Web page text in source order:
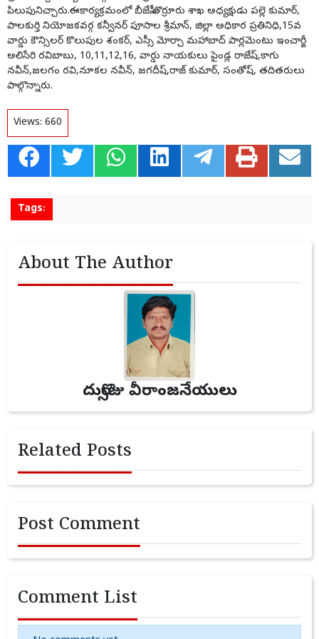
పిలుపునిచ్చారు.ఈకార్యక్రమంలో బీజేపీ తొర్రూరు శాఖ అధ్యక్షుడు పల్లె కుమార్,
పాలకుర్తి నియోజకవర్గ కన్వీనర్ పూసాల శ్రీమాన్, జిల్లా అధికార ప్రతినిధి,15వ
వార్డు కౌన్సిలర్ కొలుపుల శంకర్, ఎస్సీ మోర్చా మహాబాద్ పార్లమెంటు ఇంచార్జీ
అలిసేరి రవిబాబు, 10,11,12,16, వార్డు నాయకులు పైండ్ల రాజేష్,కాగు
నవీన్,జలగం రవి,నూకల నవీన్, జగదీష్,రాజ్ కుమార్, సంతోష్, తదితరులు
పాల్గొన్నారు.
Views: 660
Tags:
About The Author
దుర్సొజు వీరాంజనేయులు
Related Posts
Post Comment
Comment List